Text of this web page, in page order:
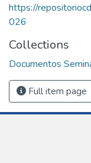
https://
026
Collections
Documentos
Full item page